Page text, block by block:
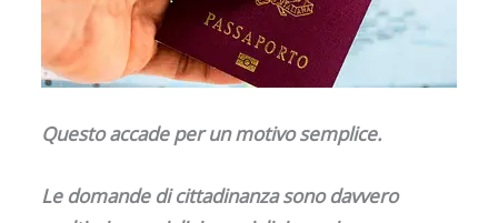
Questo accade per un motivo semplice.
Le domande di cittadinanza sono davvero